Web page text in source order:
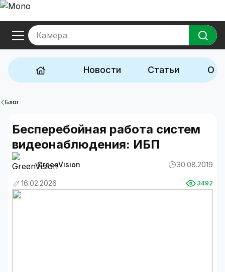
Камера
Новости Статьи
Блог
Бесперебойная работа систем
видеонаблюдения: ИБП
GreenVision 30.08.2019
16.02.2026 3492